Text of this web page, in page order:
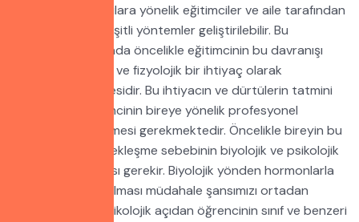
yaşadığı bu sıkıntılara yönelik eğitimciler ve aile tarafından
duruma uygun çeşitli yöntemler geliştirilebilir. Bu
yöntemlerin başında öncelikle eğitimcinin bu davranışı
tamamen, normal ve fizyolojik bir ihtiyaç olarak
değerlendirebilmesidir. Bu ihtiyacın ve dürtülerin tatmini
noktasında eğitimcinin bireye yönelik profesyonel
yöntemleri öğretmesi gerekmektedir. Öncelikle bireyin bu
davranışının gerçekleşme sebebinin biyolojik ve psikolojik
açıdan ele alınması gerekir. Biyolojik yönden hormonlarla
ilgili bir davranış olması müdahale şansımızı ortadan
kaldırmaktadır. Psikolojik açıdan öğrencinin sınıf ve benzeri